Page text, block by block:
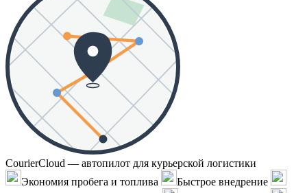
CourierCloud — автопилот для курьерской логистики
Экономия пробега и топлива
Быстрое внедрение